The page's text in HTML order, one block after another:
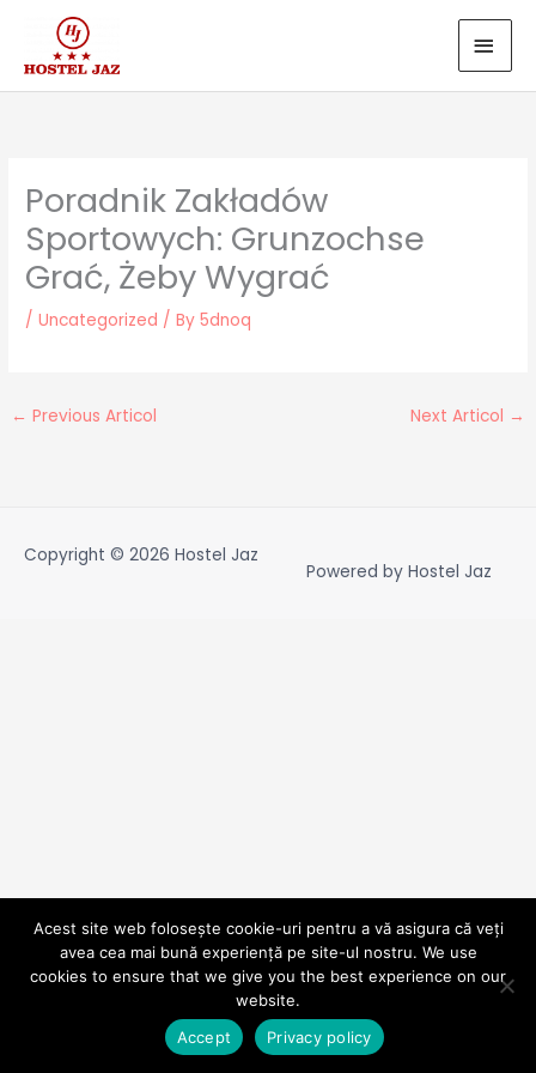
content
Poradnik Zakładów
Sportowych: Grunzochse
Grać, Żeby Wygrać
/Uncategorized / By5dnoq
← Previous Articol Next Articol →
Copyright © 2026 Hostel Jaz
Powered by Hostel Jaz
Acest site web folosește cookie-uri pentru a vă asigura că veți
avea cea mai bună experiență pe site-ul nostru. We use
cookies to ensure that we give you the best experience on our
website.
Accept
Privacy policy